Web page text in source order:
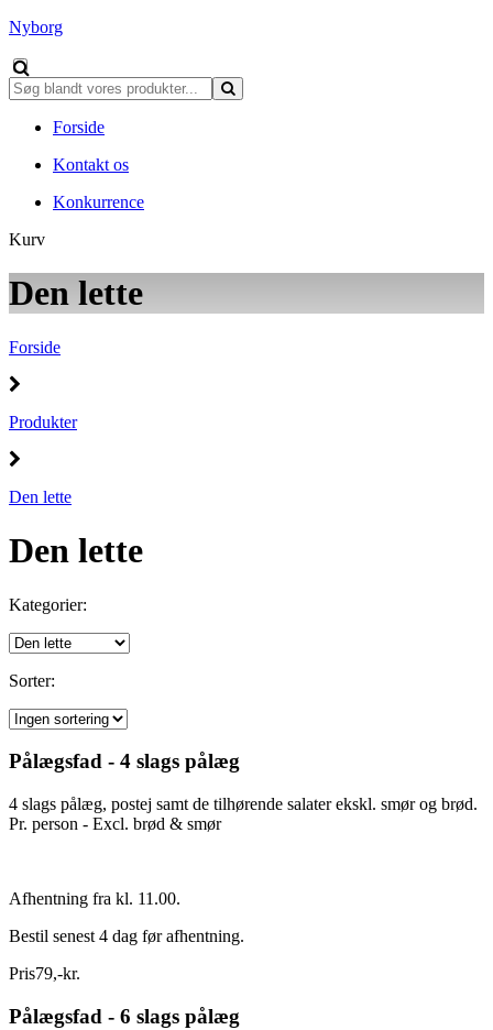
Nyborg
Forside
Kontakt os
Konkurrence
Kurv
Den lette
Forside
Produkter
Den lette
Den lette
Kategorier:
Sorter:
Pålægsfad - 4 slags pålæg
4 slags pålæg, postej samt de tilhørende salater ekskl. smør og brød.
Pr. person - Excl. brød & smør
Afhentning fra kl. 11.00.
Bestil senest 4 dag før afhentning.
Pris79,-kr.
Pålægsfad - 6 slags pålæg